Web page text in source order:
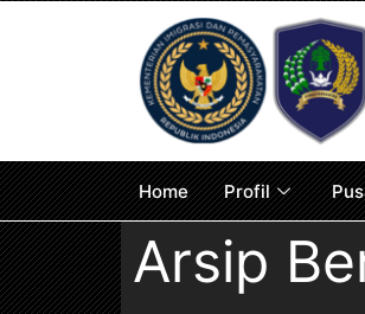
Home Profil
Arsip